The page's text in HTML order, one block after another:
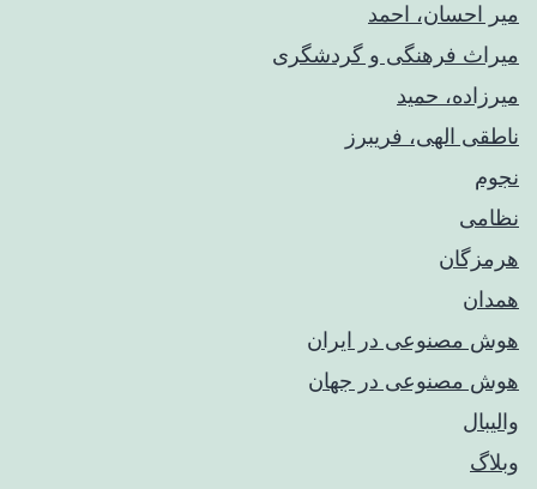
میر احسان، احمد
میراث فرهنگی و گردشگری
میرزاده، حمید
ناطقی الهی، فریبرز
نجوم
نظامی
هرمزگان
همدان
هوش مصنوعی در ایران
هوش مصنوعی در جهان
والیبال
وبلاگ